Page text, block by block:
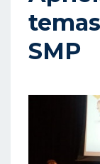
A
D
O
SMP